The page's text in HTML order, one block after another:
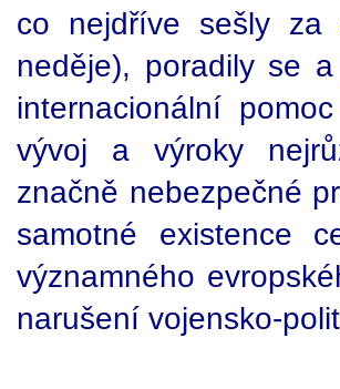
co nejdříve sešly za
neděje), poradily se
internacionální
vývoj a výroky
značně nebezpečné
samotné existence
významného
narušení vojensko-